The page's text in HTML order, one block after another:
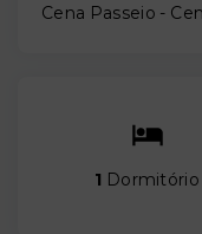
Cena Passeio -
1 Dormitório